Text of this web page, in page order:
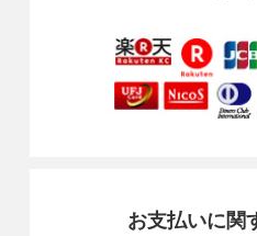
お支払いに関